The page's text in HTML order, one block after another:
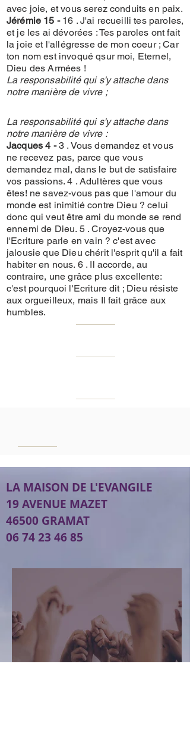
avec joie, et vous serez conduits en paix.
Jérémie 15 -16 . J'ai recueilli tes paroles,
et je les ai dévorées : Tes paroles ont fait
la joie et l'allégresse de mon coeur ; Car
ton nom est invoqué qsur moi, Eternel,
Dieu des Armées !
La responsabilité qui s'y attache dans
notre manière de vivre ;
La responsabilité qui s'y attache dans
notre manière de vivre :
Jacques 4 -3 . Vous demandez et vous
ne recevez pas, parce que vous
demandez mal, dans le but de satisfaire
vos passions. 4 . Adultères que vous
êtes! ne savez-vous pas que l'amour du
monde est inimitié contre Dieu ? celui
donc qui veut être ami du monde se rend
ennemi de Dieu. 5 . Croyez-vous que
l'Ecriture parle en vain ? c'est avec
jalousie que Dieu chérit l'esprit qu'il a fait
habiter en nous. 6 . Il accorde, au
contraire, une grâce plus excellente:
c'est pourquoi l'Ecriture dit ; Dieu résiste
aux orgueilleux, mais Il fait grâce aux
humbles.
LA MAISON DE L'EVANGILE
19 AVENUE MAZET
46500 GRAMAT
06 74 23 46 85